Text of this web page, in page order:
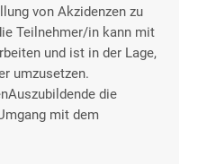
von Akzidenzen zu
Teilnehmer/in kann mit
und ist in der Lage,
umzusetzen.
die
mit dem